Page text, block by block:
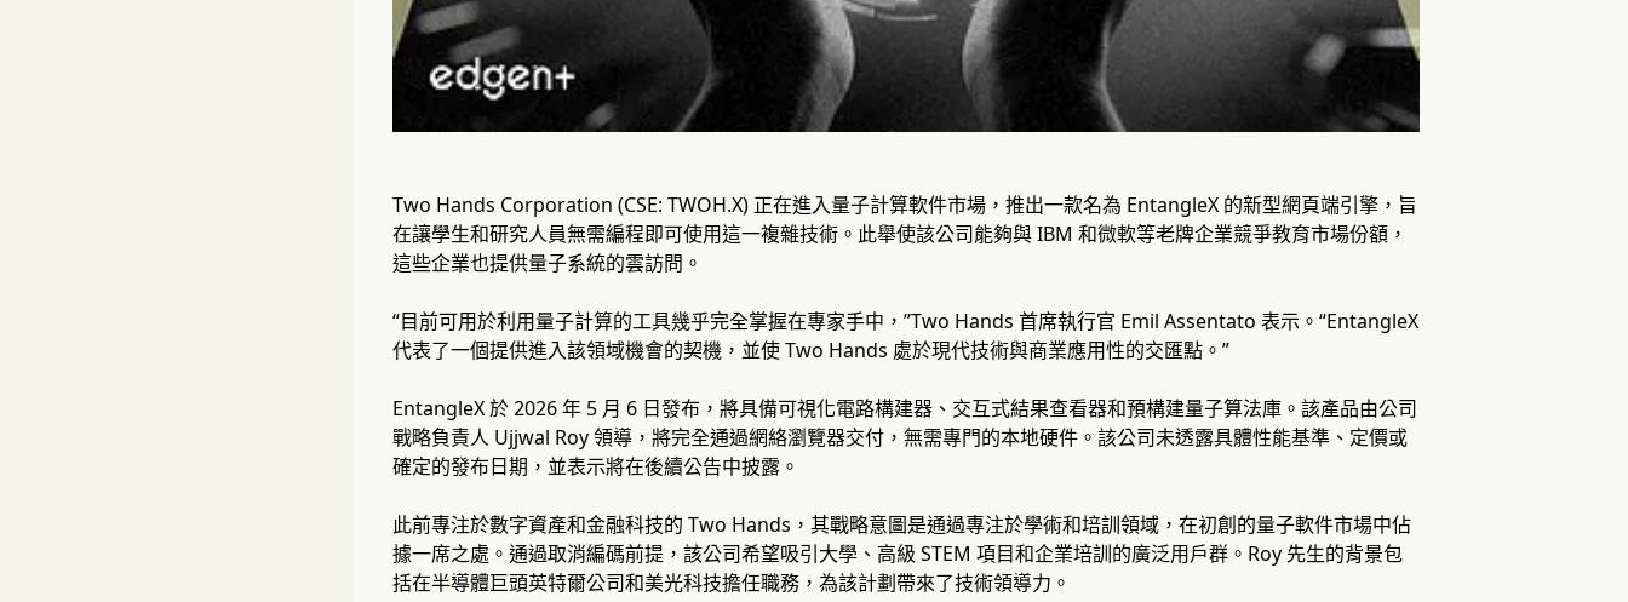
Two Hands Corporation (CSE: TWOH.X) 正在進入量子計算軟件市場，推出一款名為 EntangleX 的新型網頁端引擎，旨
在讓學生和研究人員無需編程即可使用這一複雜技術。此舉使該公司能夠與 IBM 和微軟等老牌企業競爭教育市場份額，
這些企業也提供量子系統的雲訪問。
“目前可用於利用量子計算的工具幾乎完全掌握在專家手中，”Two Hands 首席執行官 Emil Assentato 表示。“EntangleX
代表了一個提供進入該領域機會的契機，並使 Two Hands 處於現代技術與商業應用性的交匯點。”
EntangleX 於 2026 年 5 月 6 日發布，將具備可視化電路構建器、交互式結果查看器和預構建量子算法庫。該產品由公司
戰略負責人 Ujjwal Roy 領導，將完全通過網絡瀏覽器交付，無需專門的本地硬件。該公司未透露具體性能基準、定價或
確定的發布日期，並表示將在後續公告中披露。
此前專注於數字資產和金融科技的 Two Hands，其戰略意圖是通過專注於學術和培訓領域，在初創的量子軟件市場中佔
據一席之處。通過取消編碼前提，該公司希望吸引大學、高級 STEM 項目和企業培訓的廣泛用戶群。Roy 先生的背景包
括在半導體巨頭英特爾公司和美光科技擔任職務，為該計劃帶來了技術領導力。